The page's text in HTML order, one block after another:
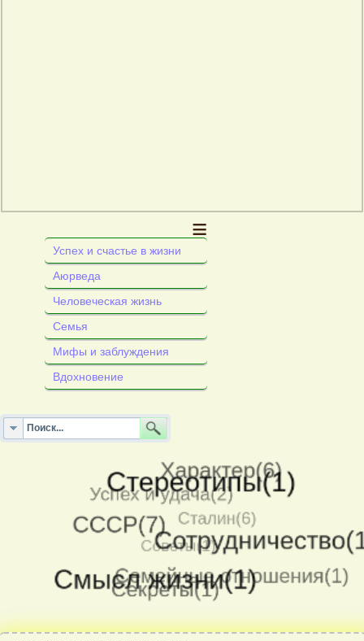
≡
Успех и счастье в жизни
Аюрведа
Человеческая жизнь
Семья
Мифы и заблуждения
Вдохновение